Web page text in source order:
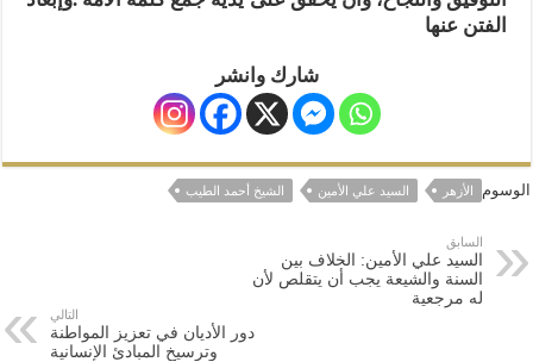
الفتن عنها
شارك وانشر
الوسوم الأزهر السيد علي الأمين الشيخ أحمد الطيب
السابق
السيد علي الأمين: الخلاف بين
السنة والشيعة يجب أن يتقلص لأن
له مرجعية
التالي
دور الأديان في تعزيز المواطنة
وترسيخ المبادئ الإنسانية